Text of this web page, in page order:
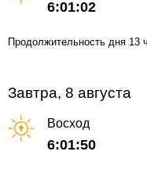
6:01:02
Продолжительность дня 13
Завтра, 8 августа
Восход
6:01:50